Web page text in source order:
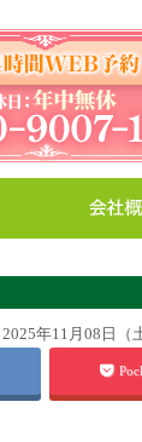
2025年11月08日（